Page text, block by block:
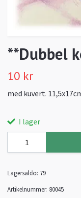
**Dubbel
10 kr
med kuvert.
I lager
Lagersaldo: 79
Artikelnummer: 80045